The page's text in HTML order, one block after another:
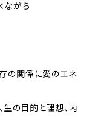
ながら
存の関係に愛のエネ
生の目的と理想、内